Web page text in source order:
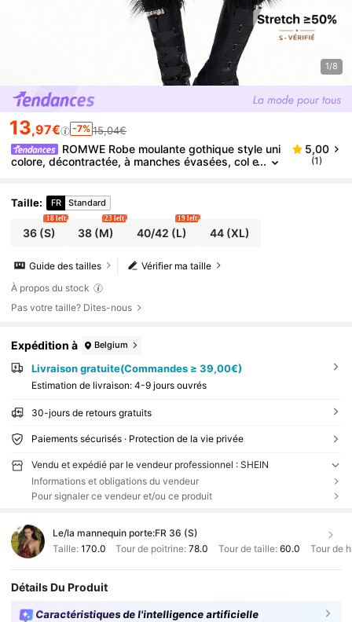
1/8
13,97€ -7% 15,04€
ROMWE Robe moulante gothique style uni
colore, décontractée, à manches évasées, col e
5,00
(1)
Taille: FR Standard
36(S)
18 left
38 (M)
23 left
40/42 (L)
19 left
44(XL)
Vérifier ma taille
Guide des tailles
À propos du stock
Pas votre taille? Dites-nous
Expédition à Belgium
Livraison gratuite(Commandes ≥ 39,00€)
Estimation de livraison: 4-9 jours ouvrés
30-jours de retours gratuits
Paiements sécurisés · Protection de la vie privée
Vendu et expédié par le vendeur professionnel : SHEIN
Informations et obligations du vendeur
Pour signaler ce vendeur et/ou ce produit
Le/la mannequin porte:FR 36 (S)
Taille: 170.0 Tour de poitrine:78.0 Tour de taille: 60.0 Tour de
Détails Du Produit
Caractéristiques de l'intelligence artificielle